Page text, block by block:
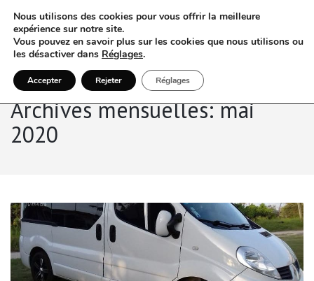
Archives mensuelles: mai
2020
Nous utilisons des cookies pour vous offrir la meilleure
expérience sur notre site.
Vous pouvez en savoir plus sur les cookies que nous utilisons ou
les désactiver dans Réglages.
Accepter Rejeter Réglages